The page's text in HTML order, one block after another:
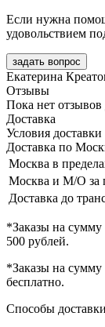
Если нужна
удовольствием
задать вопрос
Екатерина
Отзывы
Пока нет отзывов
Доставка
Условия доставки
Доставка по
Москва в
Москва и М/О
Доставка до
*Заказы на сумму
500 рублей.
*Заказы на сумму
бесплатно.
Способы доставки